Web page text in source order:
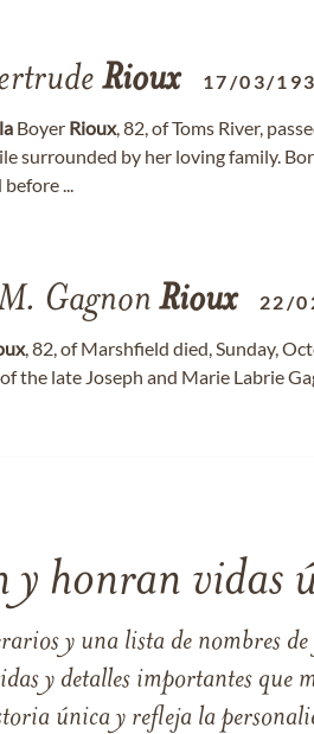
Rioux 17/03/
Boyer Rioux, 82, of Toms River,
surrounded by her loving family.
...
Gagnon Rioux 22/
, 82, of Marshfield died, Sunday,
the late Joseph and Marie Labrie
y honran vidas
y una lista de nombres
y detalles importantes que
única y refleja la